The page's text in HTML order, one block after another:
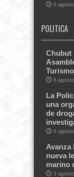
6
POLITICA
Chubut
Turismo
6
La
una
de
6
Avanza
nueva
marino
3